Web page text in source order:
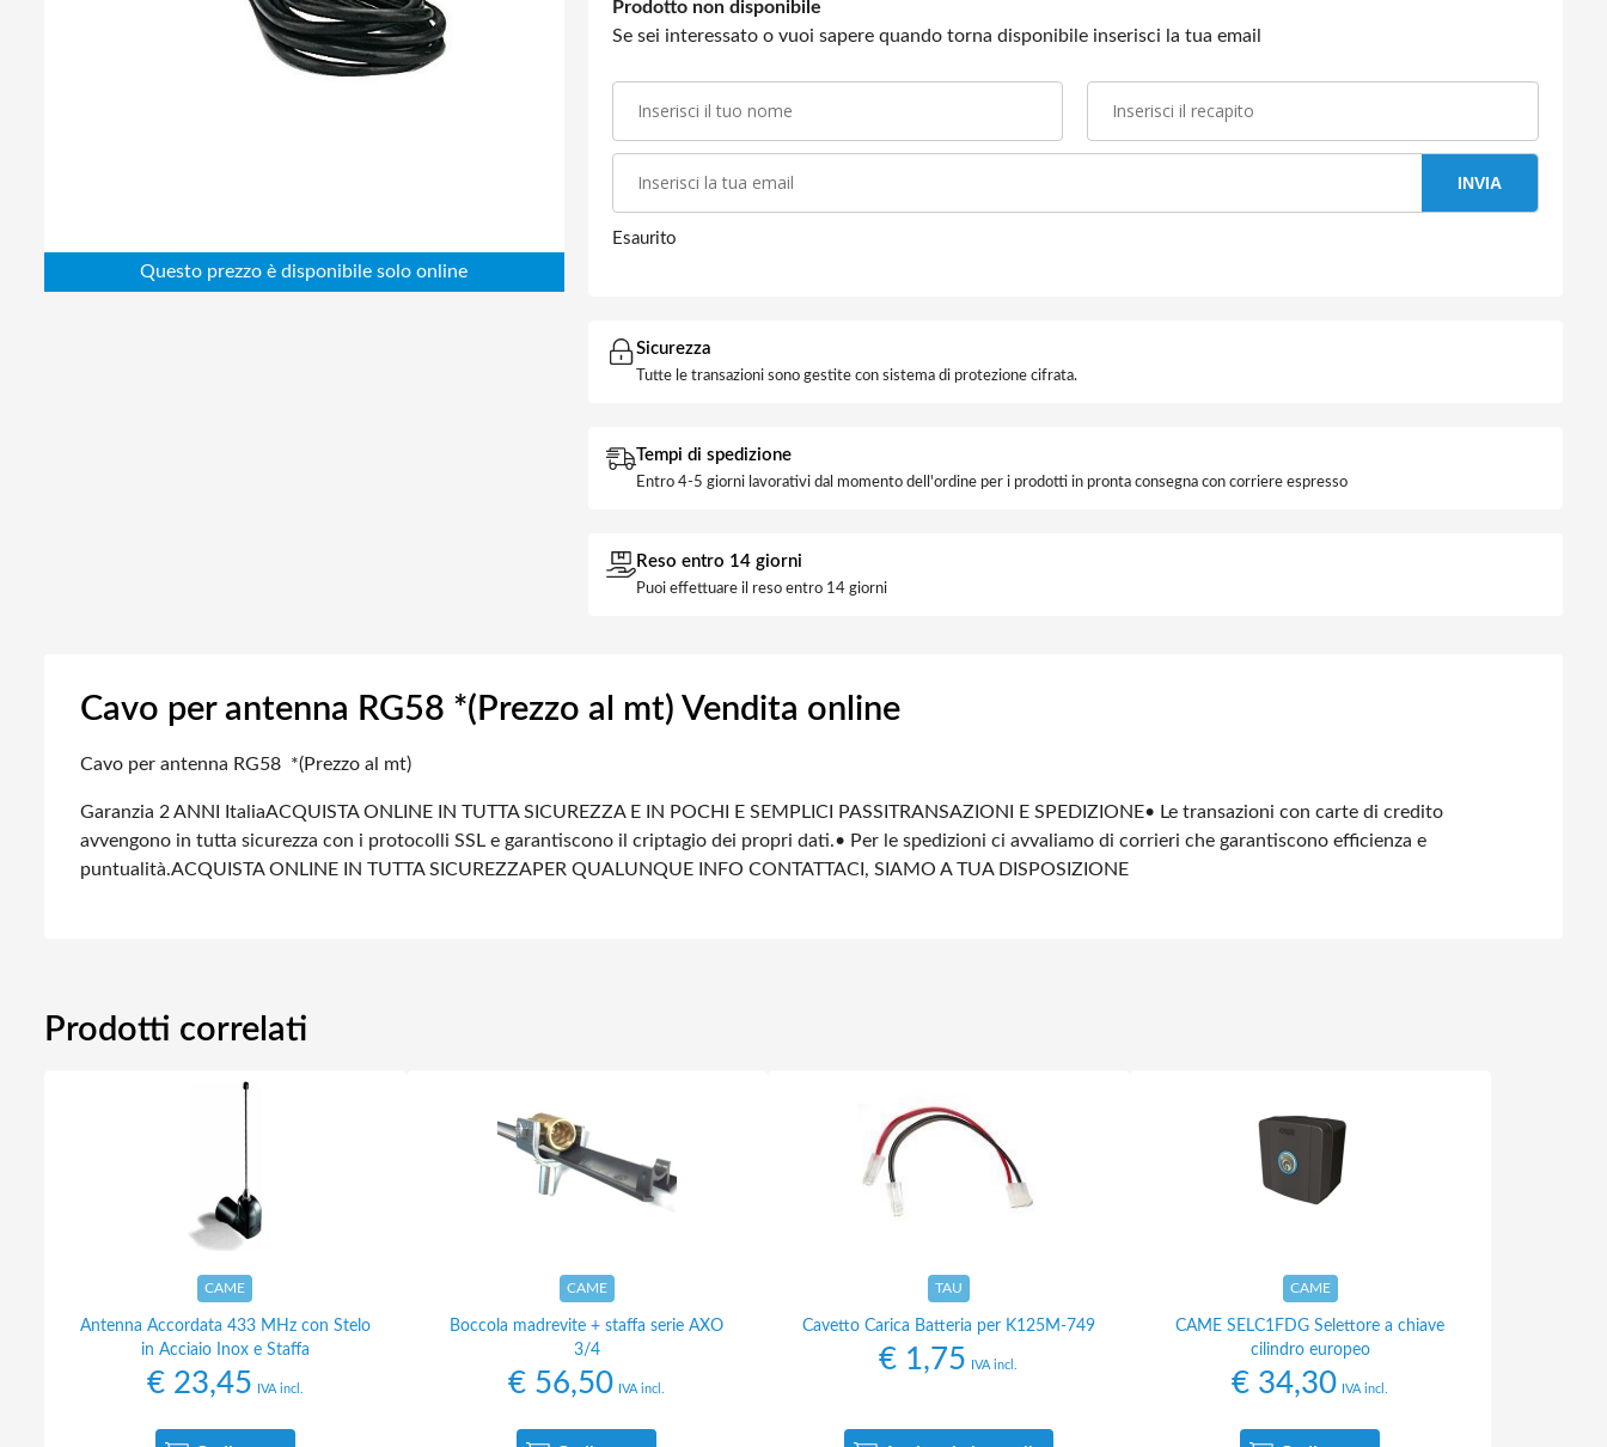
Abbigliamento da lavoro
Elettronica
Edilizia
Prodotto non disponibile
Se sei interessato o vuoi sapere quando torna disponibile inserisci la tua email
INVIA
Esaurito
Sicurezza
Tutte le transazioni sono gestite con sistema di protezione cifrata.
Tempi di spedizione
Entro 4-5 giorni lavorativi dal momento dell'ordine per i prodotti in pronta consegna con corriere espresso
Reso entro 14 giorni
Puoi effettuare il reso entro 14 giorni
Cavo per antenna RG58 *(Prezzo al mt) Vendita online
Cavo per antenna RG58 *(Prezzo al mt)
Garanzia 2 ANNI ItaliaACQUISTA ONLINE IN TUTTA SICUREZZA E IN POCHI E SEMPLICI PASSI TRANSAZIONI E SPEDIZIONE• Le transazioni con carte di credito
avvengono in tutta sicurezza con i protocolli SSL e garantiscono il criptagio dei propri dati.• Per le spedizioni ci avvaliamo di corrieri che garantiscono efficienza e
puntualità.ACQUISTA ONLINE IN TUTTA SICUREZZAPER QUALUNQUE INFO CONTATTACI, SIAMO A TUA DISPOSIZIONE
Prodotti correlati
CAME
Antenna Accordata 433 MHz con Stelo
in Acciaio Inox e Staffa
€23,45 IVA incl.
CAME
Boccola madrevite + staffa serie AXO
3/4
€ 56,50 IVA incl.
TAU
Cavetto Carica Batteria per K125M-749
€ 1,75 IVA incl.
CAME
CAME SELC1FDG Selettore a chiave
cilindro europeo
€ 34,30 IVA incl.